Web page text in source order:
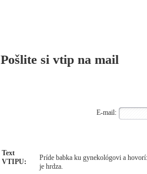
Pošlite si vtip na mail
E-mail:
Text
VTIPU:
Príde babka ku gynekológovi a
je hrdza.